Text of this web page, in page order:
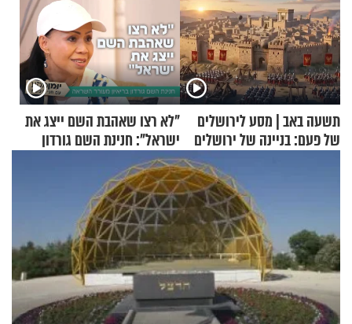
תשעה באב | מסע לירושלים
של פעם: בניינה של ירושלים
"לא רצו שאהבת השם ייצג את
ישראל": חנינת השם גורדון
בריאיון מעורר השראה